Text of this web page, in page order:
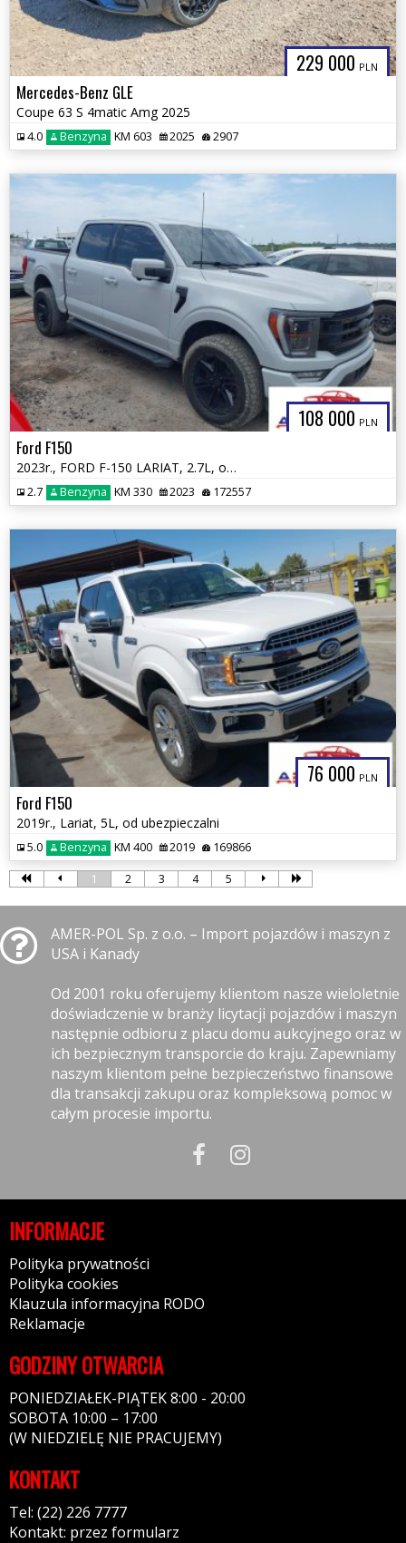
229 000 PLN
Mercedes-Benz GLE
Coupe 63 S 4matic Amg 2025
4.0 Benzyna KM 603 2025 2907
108 000 PLN
Ford F150
2023r., FORD F-150 LARIAT, 2.7L, od ubezpieczalni
2.7 Benzyna KM 330 2023 172557
76 000 PLN
Ford F150
2019r., Lariat, 5L, od ubezpieczalni
5.0 Benzyna KM 400 2019 169866
1 2 3 4 5
AMER-POL Sp. z o.o. – Import pojazdów i maszyn z
USA i Kanady
Od 2001 roku oferujemy klientom nasze wieloletnie
doświadczenie w branży licytacji pojazdów i maszyn
następnie odbioru z placu domu aukcyjnego oraz w
ich bezpiecznym transporcie do kraju. Zapewniamy
naszym klientom pełne bezpieczeństwo finansowe
dla transakcji zakupu oraz kompleksową pomoc w
całym procesie importu.
INFORMACJE
Polityka prywatności
Polityka cookies
Klauzula informacyjna RODO
Reklamacje
GODZINY OTWARCIA
PONIEDZIAŁEK-PIĄTEK 8:00 - 20:00
SOBOTA 10:00 – 17:00
(W NIEDZIELĘ NIE PRACUJEMY)
KONTAKT
Tel: (22) 226 7777
Kontakt: przez formularz